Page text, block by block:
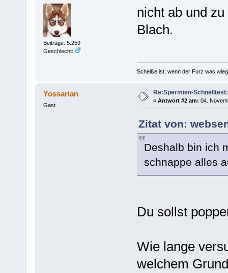
Beiträge: 5.259
Geschlecht:
nicht ab und
Blach.
Scheiße ist, wenn der Furz was
Yossarian
Gast
Re:Spermien-
« Antwort #2 am: 04.
Zitat von:
Deshalb bin ich
schnappe alles
Du sollst
Wie lange
welchem